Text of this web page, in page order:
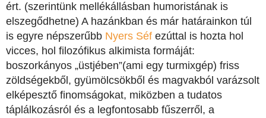
ért. (szerintünk mellékállásban humoristának is
elszegődhetne) A hazánkban és már határainkon túl
is egyre népszerűbb Nyers Séf ezúttal is hozta hol
vicces, hol filozófikus alkimista formáját:
boszorkányos „üstjében”(ami egy turmixgép) friss
zöldségekből, gyümölcsökből és magvakból varázsolt
elképesztő finomságokat, miközben a tudatos
táplálkozásról és a legfontosabb fűszerről, a